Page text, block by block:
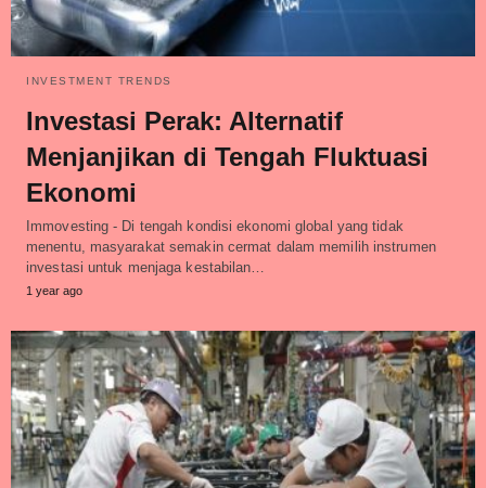
INVESTMENT TRENDS
Investasi Perak: Alternatif
Menjanjikan di Tengah Fluktuasi
Ekonomi
Immovesting - Di tengah kondisi ekonomi global yang tidak
menentu, masyarakat semakin cermat dalam memilih instrumen
investasi untuk menjaga kestabilan…
1 year ago